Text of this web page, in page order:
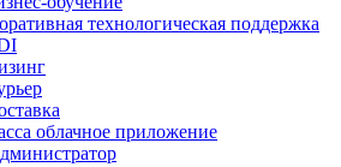
технологическая поддержка
облачное приложение